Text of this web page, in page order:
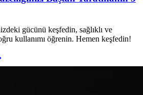
gücünü keşfedin, sağlıklı ve
kullanımı öğrenin. Hemen keşfedin!